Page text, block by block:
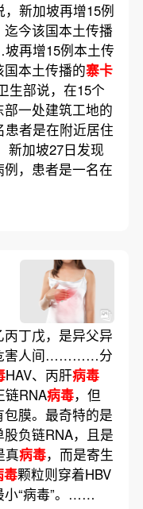
新加坡再增15例
今该国本土传播
再增15例本土传
本土传播的寨卡
生部说，在15个
一处建筑工地的
者是在附近居住
新加坡27日发现
例，患者是一名在
丁戊，是异父异
危害人间…………分
HAV、丙肝病毒
链RNA病毒，但
膜。最奇特的是
负链RNA，且是
真病毒，而是寄生
毒颗粒则穿着HBV
小“病毒”。……